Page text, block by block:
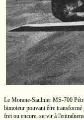
Le Morane-Saulnier MS-700
bimoteur pouvant être transformé
fret ou encore, servir à